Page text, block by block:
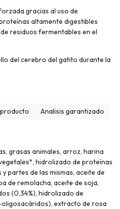
gracias al uso de
altamente digestibles
residuos fermentables en el
del cerebro del gatito durante la
grasas animales, arroz, harina
hidrolizado de proteínas
partes de las mismas, aceite de
de remolacha, aceite de soja,
(0,34%), hidrolizado de
extracto de rosa
Analisis garantizado